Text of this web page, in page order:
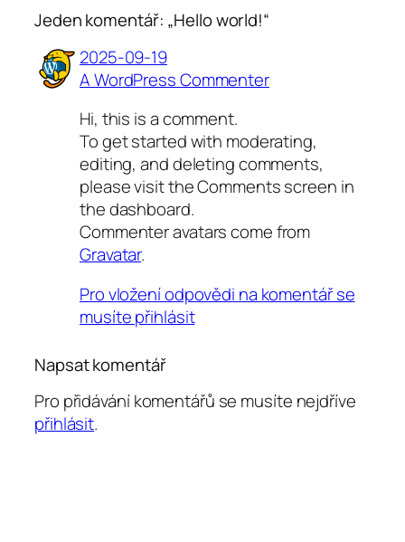
Jeden komentář: „Hello world!“
2025-09-19
A WordPress Commenter
Hi, this is a comment.
To get started with moderating,
editing, and deleting comments,
please visit the Comments screen in
the dashboard.
Commenter avatars come from
Gravatar.
Pro vložení odpovědi na komentář se
musíte přihlásit
Napsat komentář
Pro přidávání komentářů se musíte nejdříve
přihlásit.